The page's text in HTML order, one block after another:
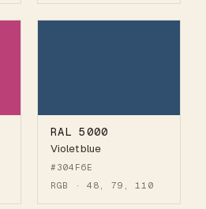
RAL 5000
Violet blue
#304F6E
RGB · 48, 79, 110